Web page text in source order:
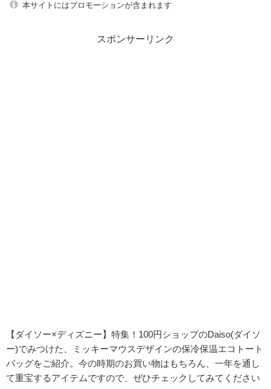
本サイトにはプロモーションが含まれます
スポンサーリンク
【ダイソー×ディズニー】特集！100円ショップのDaiso(ダイソ
ー)でみつけた、ミッキーマウスデザインの保冷保温エコトート
バッグをご紹介。今の時期のお買い物はもちろん、一年を通し
て重宝するアイテムですので、ぜひチェックしてみてください